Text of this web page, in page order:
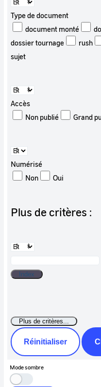
Type de document
document monté
dossier tournage
rush
sujet
Accès
Non publié
Grand
Numérisé
Non
Oui
Plus de critères :
Réinitialiser
Mode sombre